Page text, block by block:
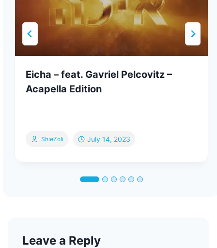
Eicha – feat. Gavriel Pelcovitz –
Acapella Edition
ShieZoli July 14, 2023
Leave a Reply